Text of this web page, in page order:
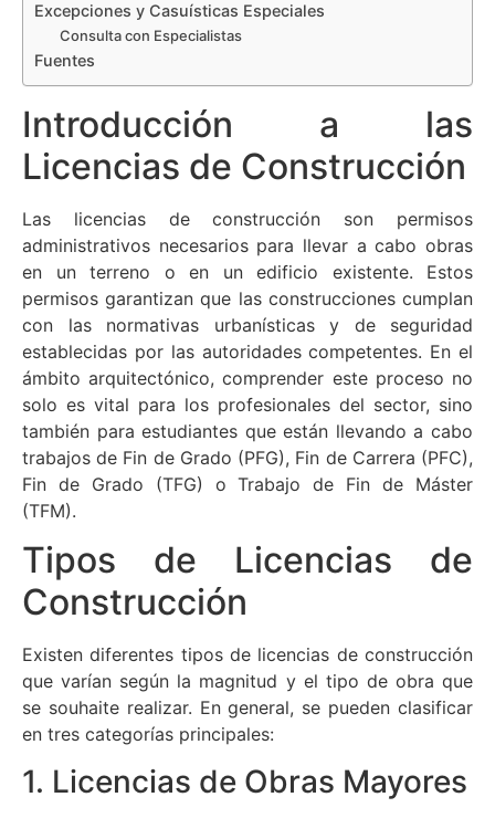
Excepciones y Casuísticas Especiales
Consulta con Especialistas
Fuentes
Introducción a las
Licencias de Construcción
Las licencias de construcción son permisos
administrativos necesarios para llevar a cabo obras
en un terreno o en un edificio existente. Estos
permisos garantizan que las construcciones cumplan
con las normativas urbanísticas y de seguridad
establecidas por las autoridades competentes. En el
ámbito arquitectónico, comprender este proceso no
solo es vital para los profesionales del sector, sino
también para estudiantes que están llevando a cabo
trabajos de Fin de Grado (PFG), Fin de Carrera (PFC),
Fin de Grado (TFG) o Trabajo de Fin de Máster
(TFM).
Tipos de Licencias de
Construcción
Existen diferentes tipos de licencias de construcción
que varían según la magnitud y el tipo de obra que
se souhaite realizar. En general, se pueden clasificar
en tres categorías principales:
1. Licencias de Obras Mayores